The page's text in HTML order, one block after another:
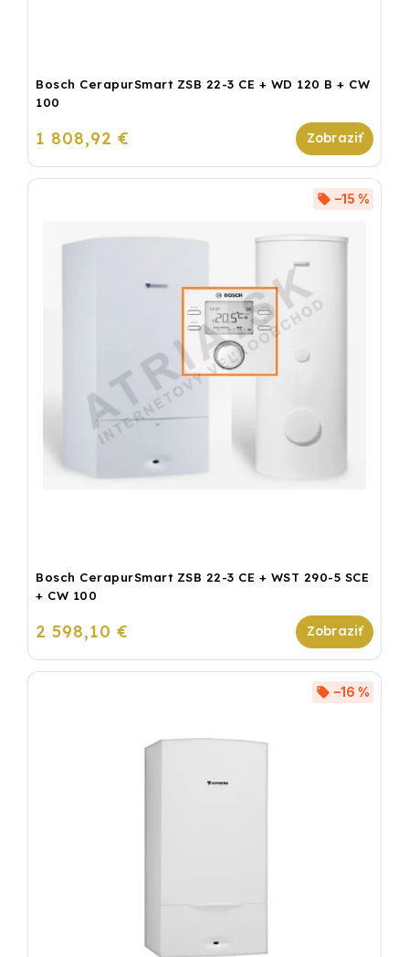
Bosch CerapurSmart ZSB 22-3 CE + WD 120 B + CW
100
1 808,92 €
Bosch CerapurSmart ZSB 22-3 CE + WST 290-5 SCE
+ CW 100
–15 %
2 598,10 €
–16 %